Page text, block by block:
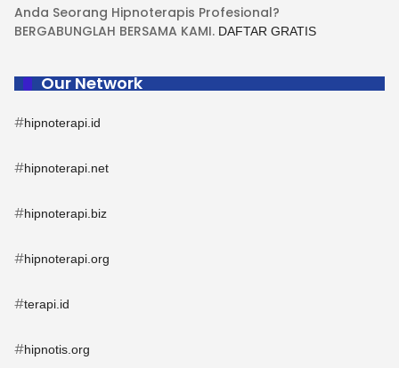
Anda Seorang Hipnoterapis Profesional?
BERGABUNGLAH BERSAMA KAMI. DAFTAR GRATIS
Our Network
#hipnoterapi.id
#hipnoterapi.net
#hipnoterapi.biz
#hipnoterapi.org
#terapi.id
#hipnotis.org